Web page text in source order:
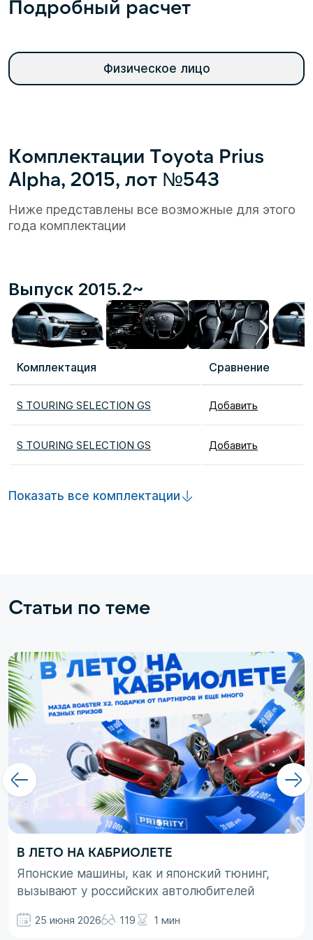
Подробный расчет
Физическое лицо
Комплектации Toyota Prius
Alpha, 2015, лот №543
Ниже представлены все возможные для этого
года комплектации
Выпуск 2015.2~
Комплектация Сравнение
S TOURING SELECTION GS Добавить
S TOURING SELECTION GS Добавить
Показать все комплектации
Статьи по теме
В ЛЕТО НА КАБРИОЛЕТЕ
Японские машины, как и японский тюнинг,
вызывают у российских автолюбителей
просто ассоциируются с вполне понятными
25 июня 2026 119 1 мин